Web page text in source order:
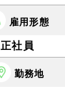
雇用形態
正社員
勤務地